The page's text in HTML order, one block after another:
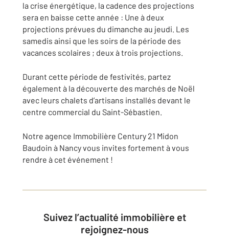
la crise énergétique, la cadence des projections
sera en baisse cette année : Une à deux
projections prévues du dimanche au jeudi. Les
samedis ainsi que les soirs de la période des
vacances scolaires ; deux à trois projections.
Durant cette période de festivités, partez
également à la découverte des marchés de Noël
avec leurs chalets d’artisans installés devant le
centre commercial du Saint-Sébastien.
Notre agence Immobilière Century 21 Midon
Baudoin à Nancy vous invites fortement à vous
rendre à cet événement !
Suivez l’actualité immobilière et
rejoignez-nous